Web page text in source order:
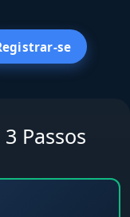
se
Passos